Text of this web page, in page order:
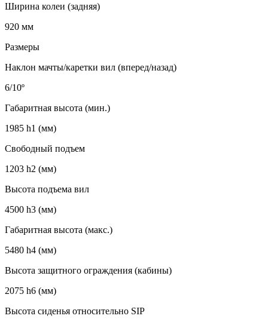
Ширина колеи (задняя)
920 мм
Размеры
Наклон мачты/каретки вил (вперед/назад)
6/10º
Габаритная высота (мин.)
1985 h1 (мм)
Свободный подъем
1203 h2 (мм)
Высота подъема вил
4500 h3 (мм)
Габаритная высота (макс.)
5480 h4 (мм)
Высота защитного ограждения (кабины)
2075 h6 (мм)
Высота сиденья относительно SIP